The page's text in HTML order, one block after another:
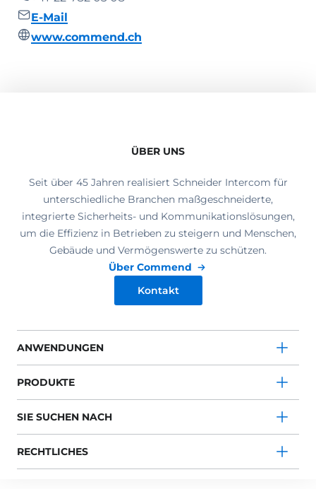
E-Mail
www.commend.ch
ÜBER UNS
Seit über 45 Jahren realisiert Schneider Intercom für
unterschiedliche Branchen maßgeschneiderte,
integrierte Sicherheits- und Kommunikationslösungen,
um die Effizienz in Betrieben zu steigern und Menschen,
Gebäude und Vermögenswerte zu schützen.
Über Commend
Kontakt
ANWENDUNGEN
PRODUKTE
SIE SUCHEN NACH
RECHTLICHES